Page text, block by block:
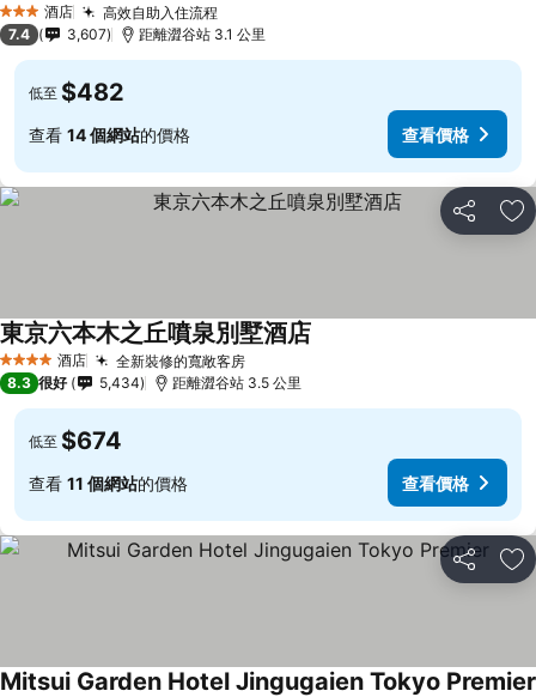
3 星級 酒店 高效自助入住流程查看價格
7.4 3,607 距離澀谷站 3.1 公里
低至 $482
查看 14 個網站的價格 查看價格
分享 放
4 星級 酒店 全新裝修的寬敞客房查看價格
東京六本木之丘噴泉別墅酒店
8.3 很好 5,434 距離澀谷站 3.5 公里
低至 $674
查看 11 個網站的價格 查看價格
分享 放
Mitsui Garden Hotel Jingugaien Tokyo Premier